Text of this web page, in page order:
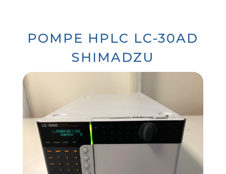
POMPE HPLC LC-30AD
SHIMADZU